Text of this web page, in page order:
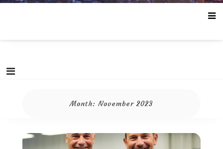
Month:November 2023